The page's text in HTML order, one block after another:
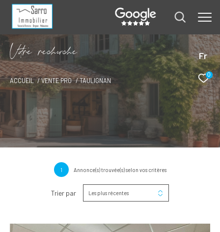
Fr
0
Vore recece
ACCUEIL VENTE PRO TAULIGNAN
1 Annonce(s) trouvée(s) selon vos critères
Trier par Les plus récentes